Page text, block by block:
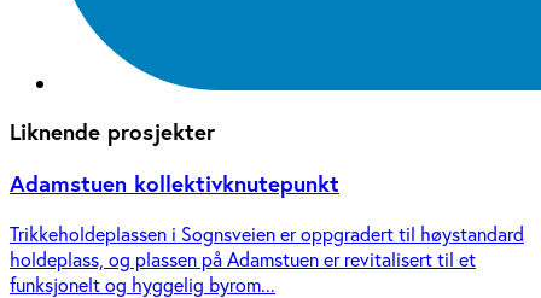
Liknende prosjekter
Adamstuen kollektivknutepunkt
Trikkeholdeplassen i Sognsveien er oppgradert til høystandard
holdeplass, og plassen på Adamstuen er revitalisert til et
funksjonelt og hyggelig byrom...